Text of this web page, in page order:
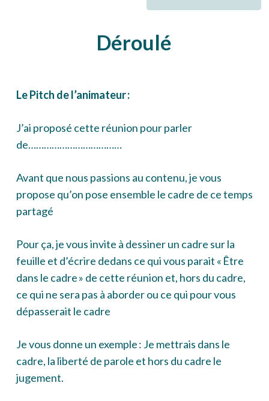
Déroulé
Le Pitch de l’animateur :
J’ai proposé cette réunion pour parler
de………………………………
Avant que nous passions au contenu, je vous
propose qu’on pose ensemble le cadre de ce temps
partagé
Pour ça, je vous invite à dessiner un cadre sur la
feuille et d’écrire dedans ce qui vous parait « Être
dans le cadre » de cette réunion et, hors du cadre,
ce qui ne sera pas à aborder ou ce qui pour vous
dépasserait le cadre
Je vous donne un exemple : Je mettrais dans le
cadre, la liberté de parole et hors du cadre le
jugement.